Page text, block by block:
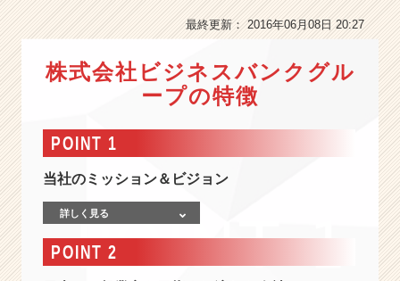
会
社
情
日
本
業」
最終更新： 2016年06月08日 20:27
株式会社ビジネスバンクグル
ープの特徴
POINT 1
当社のミッション＆ビジョン
詳しく見る
POINT 2